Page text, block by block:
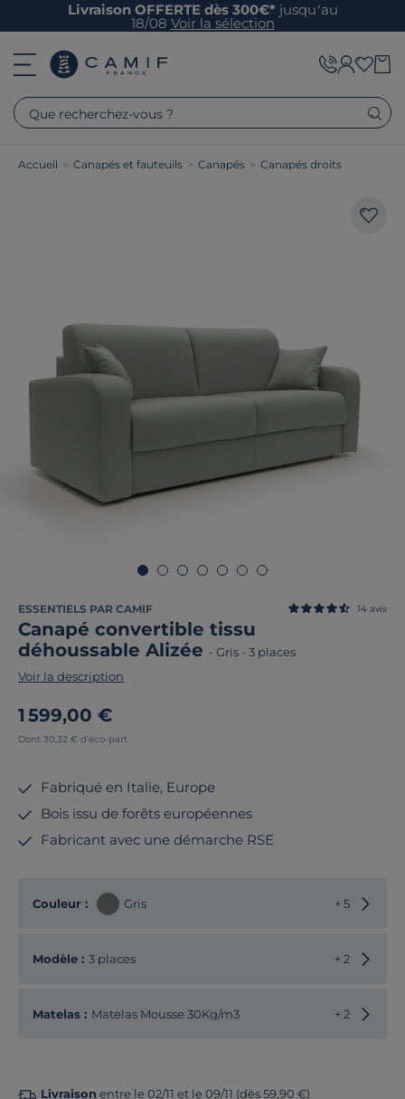
Livraison OFFERTE dès 300€* jusqu’au
18/08 Voir la sélection
Que recherchez-vous ?
Accueil > Canapés et fauteuils > Canapés > Canapés droits
ESSENTIELS PAR CAMIF
Canapé convertible tissu
déhoussable Alizée - Gris - 3 places
14 avis
Voir la description
1 599,00 €
Dont 30,32 € d'éco-part
Fabriqué en Italie, Europe
Bois issu de forêts européennes
Fabricant avec une démarche RSE
Couleur : Gris + 5
Modèle : 3 places + 2
Matelas : Matelas Mousse 30Kg/m3 + 2
Livraison entre le 02/11 et le 09/11 (dès 59,90 €)